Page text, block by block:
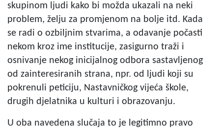
skupinom ljudi kako bi možda ukazali na neki
problem, želju za promjenom na bolje itd. Kada
se radi o ozbiljnim stvarima, a odavanje počasti
nekom kroz ime institucije, zasigurno traži i
osnivanje nekog inicijalnog odbora sastavljenog
od zainteresiranih strana, npr. od ljudi koji su
pokrenuli peticiju, Nastavničkog vijeća škole,
drugih djelatnika u kulturi i obrazovanju.
U oba navedena slučaja to je legitimno pravo